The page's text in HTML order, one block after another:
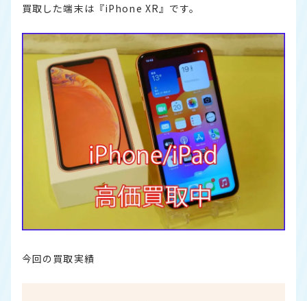
買取した端末は『iPhone XR』です。
今回の買取実績